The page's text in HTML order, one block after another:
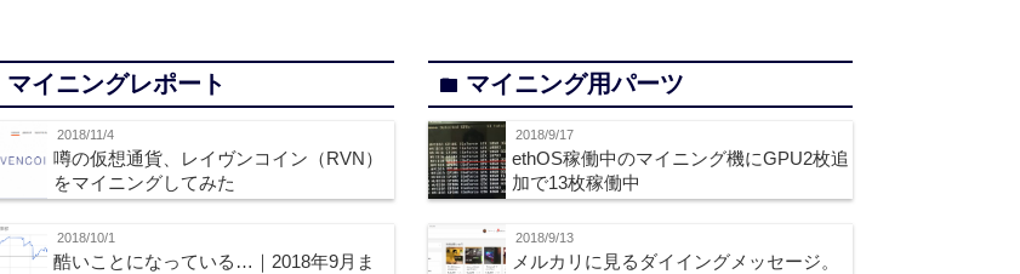
マイニングレポート
2018/11/4
噂の仮想通貨、レイヴンコイン（RVN）
をマイニングしてみた
2018/10/1
酷いことになっている…｜2018年9月ま
folder マイニング用パーツ
2018/9/17
ethOS稼働中のマイニング機にGPU2枚追
加で13枚稼働中
2018/9/13
メルカリに見るダイイングメッセージ。